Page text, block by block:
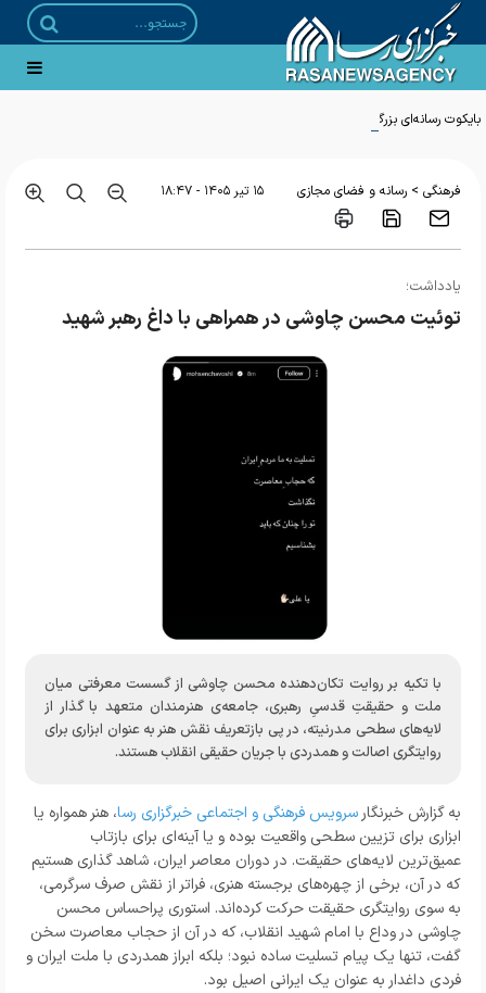
بایکوت رسانه‌ای بزرگ‌ترین تجمع بشری؛ چرا غرب از روایت اربعین می‌ترسد؟
فرهنگی > رسانه و فضای مجازی ۱۵ تير ۱۴۰۵ - ۱۸:۴۷
یادداشت؛
توئیت محسن چاوشی در همراهی با داغ رهبر شهید
با تکیه بر روایت تکان‌دهنده محسن چاوشی از گسست معرفتی میان
ملت و حقیقتِ قدسیِ رهبری، جامعه‌ی هنرمندان متعهد با گذار از
لایه‌های سطحی مدرنیته، در پی بازتعریف نقش هنر به عنوان ابزاری برای
روایتگری اصالت و همدردی با جریان حقیقی انقلاب هستند.
به گزارش خبرنگار سرویس فرهنگی و اجتماعی خبرگزاری رسا، هنر همواره یا
ابزاری برای تزیین سطحی واقعیت بوده و یا آینه‌ای برای بازتاب
عمیق‌ترین لایه‌های حقیقت. در دوران معاصر ایران، شاهد گذاری هستیم
که در آن، برخی از چهره‌های برجسته هنری، فراتر از نقش صرف سرگرمی،
به سوی روایتگری حقیقت حرکت کرده‌اند. استوری پراحساس محسن
چاوشی در وداع با امام شهید انقلاب، که در آن از حجاب معاصرت سخن
گفت، تنها یک پیام تسلیت ساده نبود؛ بلکه ابراز همدردی با ملت ایران و
فردی داغدار به عنوان یک ایرانی اصیل بود.